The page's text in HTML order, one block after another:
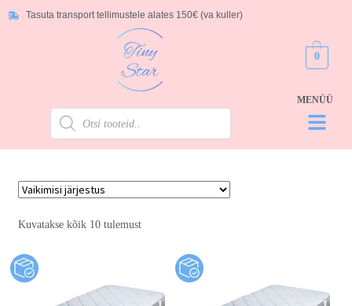
Tasuta transport tellimustele alates 150€ (va kuller)
0
Kuvatakse kõik 10 tulemust